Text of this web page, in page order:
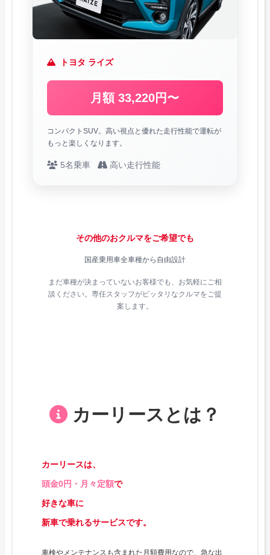
トヨタ ライズ
月額 33,220円〜
コンパクトSUV。高い視点と優れた走行性能で運転が
もっと楽しくなります。
5名乗車 高い走行性能
その他のおクルマをご希望でも
国産乗用車全車種から自由設計
まだ車種が決まっていないお客様でも、お気軽にご相
談ください。専任スタッフがピッタリなクルマをご提
案します。
カーリースとは？
カーリースは、
頭金0円・月々定額で
好きな車に
新車で乗れるサービスです。
車検やメンテナンスも含まれた月額費用なので、急な出